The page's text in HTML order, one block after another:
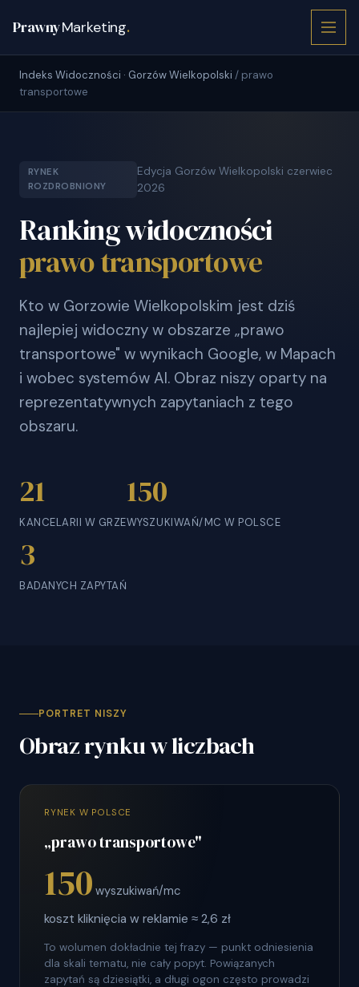
PrawnyMarketing.
Indeks Widoczności · Gorzów Wielkopolski / prawo
transportowe
RYNEK
ROZDROBNIONY
Edycja Gorzów Wielkopolski czerwiec
2026
Ranking widoczności
prawo transportowe
Kto w Gorzowie Wielkopolskim jest dziś
najlepiej widoczny w obszarze „prawo
transportowe" w wynikach Google, w Mapach
i wobec systemów AI. Obraz niszy oparty na
reprezentatywnych zapytaniach z tego
obszaru.
21
KANCELARII W GRZE
150
WYSZUKIWAŃ/MC W POLSCE
3
BADANYCH ZAPYTAŃ
PORTRET NISZY
Obraz rynku w liczbach
RYNEK W POLSCE
„prawo transportowe"
150 wyszukiwań/mc
koszt kliknięcia w reklamie ≈ 2,6 zł
To wolumen dokładnie tej frazy — punkt odniesienia
dla skali tematu, nie cały popyt. Powiązanych
zapytań są dziesiątki, a długi ogon często prowadzi